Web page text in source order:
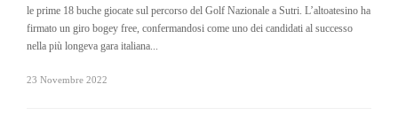
le prime 18 buche giocate sul percorso del Golf Nazionale a Sutri. L’altoatesino ha
firmato un giro bogey free, confermandosi come uno dei candidati al successo
nella più longeva gara italiana...
23 Novembre 2022